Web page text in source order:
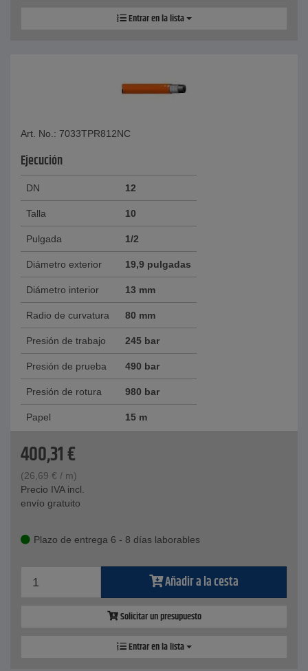
Entrar en la lista
Art. No.: 7033TPR812NC
Ejecución
DN 12
Talla 10
Pulgada 1/2
Diámetro exterior 19,9 pulgadas
Diámetro interior 13 mm
Radio de curvatura 80 mm
Presión de trabajo 245 bar
Presión de prueba 490 bar
Presión de rotura 980 bar
Papel 15 m
400,31€
(26,69 € / m)
Precio IVA incl.
envío gratuito
Plazo de entrega 6 - 8 días laborables
Añadir a la cesta
Solicitar un presupuesto
Entrar en la lista